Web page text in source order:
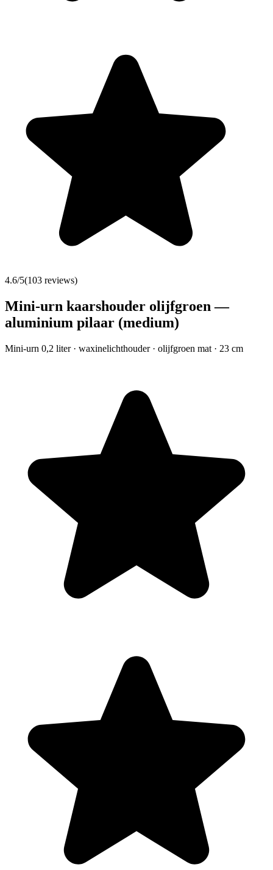
4.6/5(103 reviews)
Mini-urn kaarshouder olijfgroen —
aluminium pilaar (medium)
Mini-urn 0,2 liter · waxinelichthouder · olijfgroen mat · 23 cm